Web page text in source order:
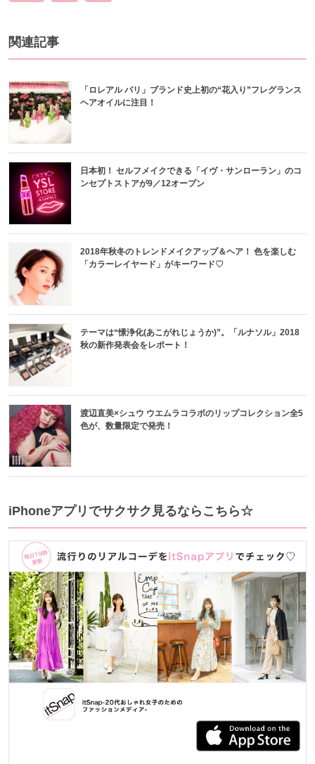
関連記事
「ロレアル パリ」ブランド史上初の“花入り”フレグランス
ヘアオイルに注目！
日本初！ セルフメイクできる「イヴ・サンローラン」のコ
ンセプトストアが9／12オープン
2018年秋冬のトレンドメイクアップ＆ヘア！ 色を楽しむ
「カラーレイヤード」がキーワード♡
テーマは“憬浄化(あこがれじょうか)”。「ルナソル」2018
秋の新作発表会をレポート！
渡辺直美×シュウ ウエムラコラボのリップコレクション全5
色が、数量限定で発売！
iPhoneアプリでサクサク見るならこちら☆